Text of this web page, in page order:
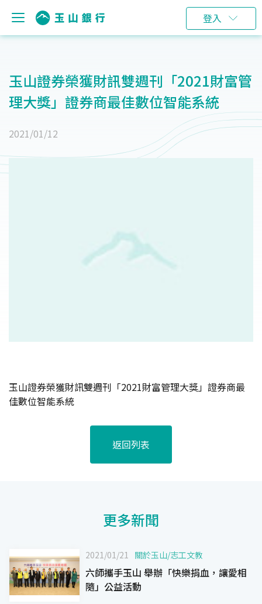
登入
玉山證券榮獲財訊雙週刊「2021財富管
理大獎」證券商最佳數位智能系統
2021/01/12
玉山證券榮獲財訊雙週刊「2021財富管理大獎」證券商最
佳數位智能系統
返回列表
更多新聞
2021/01/21 關於玉山/志工文教
六師攜手玉山 舉辦「快樂捐血，讓愛相
隨」公益活動